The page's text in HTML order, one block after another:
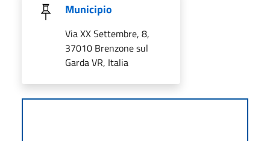
Municipio
Via XX Settembre, 8,
37010 Brenzone sul
Garda VR, Italia